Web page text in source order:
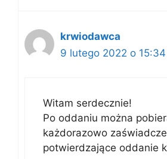
krwiodawca
9 lutego 2022 o 15:34
Witam serdecznie!
Po oddaniu można
każdorazowo
potwierdzające oddanie